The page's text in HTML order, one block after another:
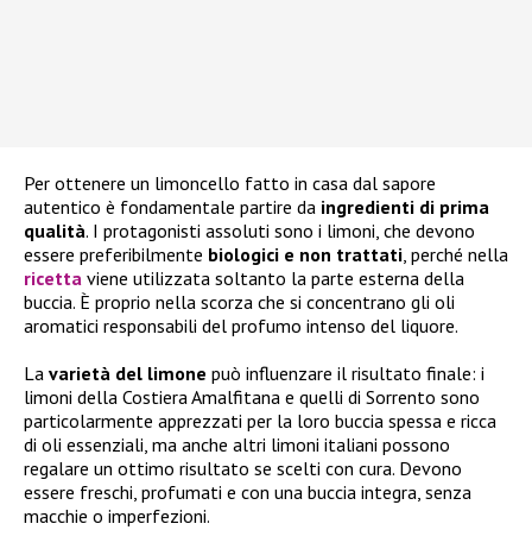
Per ottenere un limoncello fatto in casa dal sapore
autentico è fondamentale partire da ingredienti di prima
qualità. I protagonisti assoluti sono i limoni, che devono
essere preferibilmente biologici e non trattati , perché nella
ricetta viene utilizzata soltanto la parte esterna della
buccia. È proprio nella scorza che si concentrano gli oli
aromatici responsabili del profumo intenso del liquore.
La varietà del limone può influenzare il risultato finale: i
limoni della Costiera Amalfitana e quelli di Sorrento sono
particolarmente apprezzati per la loro buccia spessa e ricca
di oli essenziali, ma anche altri limoni italiani possono
regalare un ottimo risultato se scelti con cura. Devono
essere freschi, profumati e con una buccia integra, senza
macchie o imperfezioni.